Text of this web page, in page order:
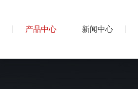
产品中心 新闻中心